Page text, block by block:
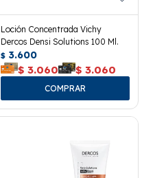
Loción Concentrada Vichy
Dercos Densi Solutions 100 Ml.
$ 3.600
$ 3.060 $ 3.060